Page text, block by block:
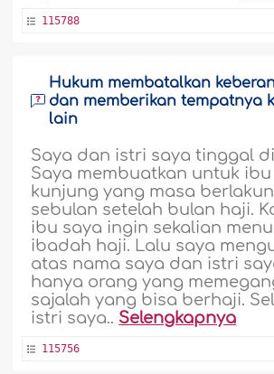
115788
Hukum membatalkan
dan memberikan tempatnya
lain
Saya dan istri saya tinggal
Saya membuatkan untuk
kunjung yang masa
sebulan setelah bulan haji.
ibu saya ingin sekalian
ibadah haji. Lalu saya
atas nama saya dan istri
hanya orang yang
sajalah yang bisa berhaji.
istri saya.. Selengkapnya
115756